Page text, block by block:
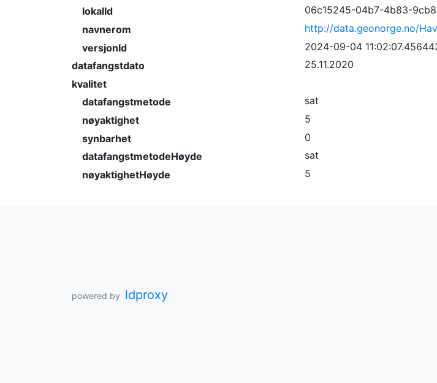
lokalId
06c15245-04b7-4b83-
navnerom
http://data.geonorge.no/
versjonId
2024-09-04
datafangstdato
25.11.2020
kvalitet
datafangstmetode
sat
nøyaktighet
5
synbarhet
0
datafangstmetodeHøyde
sat
nøyaktighetHøyde
5
powered by ldproxy